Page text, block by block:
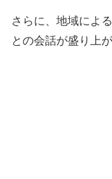
さらに、地域によ
との会話が盛り上